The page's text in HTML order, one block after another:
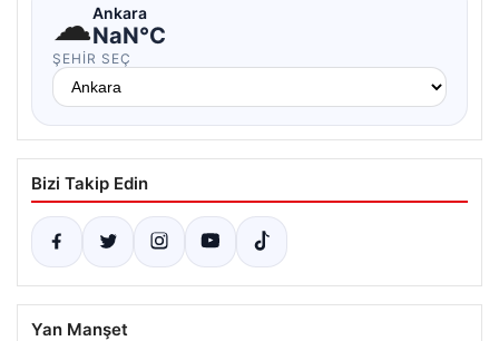
☁Ankara
NaN°C
ŞEHIR SEÇ
Bizi Takip Edin
Yan Manşet